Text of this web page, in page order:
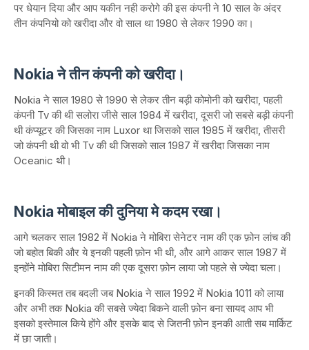
पर धेयान दिया और आप यकीन नही करोगे की इस कंपनी ने 10 साल के अंदर
तीन कंपनियो को खरीदा और वो साल था 1980 से लेकर 1990 का।
Nokia ने तीन कंपनी को खरीदा।
Nokia ने साल 1980 से 1990 से लेकर तीन बड़ी कोमोनी को खरीदा, पहली
कंपनी Tv की थी सलोरा जीसे साल 1984 में खरीदा, दूसरी जो सबसे बड़ी कंपनी
थी कंप्यूटर की जिसका नाम Luxor था जिसको साल 1985 में खरीदा, तीसरी
जो कंपनी थी वो भी Tv की थी जिसको साल 1987 में खरीदा जिसका नाम
Oceanic थी।
Nokia मोबाइल की दुनिया मे कदम रखा।
आगे चलकर साल 1982 में Nokia ने मोबिरा सेनेटर नाम की एक फ़ोन लांच की
जो बहोत बिकी और ये इनकी पहली फ़ोन भी थी, और आगे आकर साल 1987 में
इन्होंने मोबिरा सिटीमन नाम की एक दूसरा फ़ोन लाया जो पहले से ज्येदा चला।
इनकी किस्मत तब बदली जब Nokia ने साल 1992 में Nokia 1011 को लाया
और अभी तक Nokia की सबसे ज्येदा बिकने वाली फ़ोन बना सायद आप भी
इसको इस्तेमाल किये होंगे और इसके बाद से जितनी फ़ोन इनकी आती सब मार्किट
में छा जाती।